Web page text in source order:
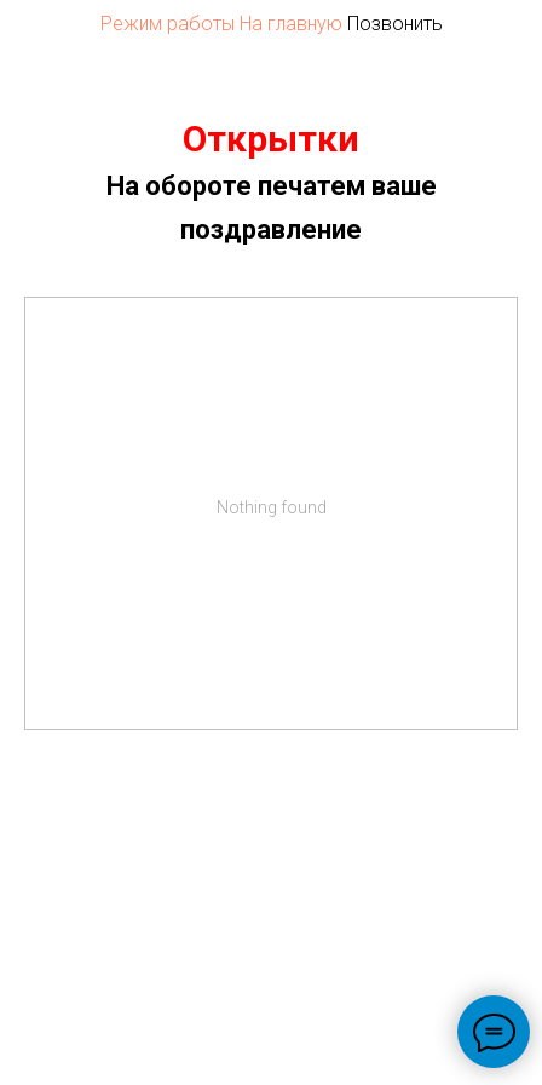
Режим работы На главную Позвонить
Открытки
На обороте печатем ваше
поздравление
Nothing found